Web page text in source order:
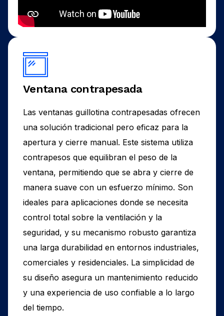
Ventana contrapesada
Las ventanas guillotina contrapesadas ofrecen
una solución tradicional pero eficaz para la
apertura y cierre manual. Este sistema utiliza
contrapesos que equilibran el peso de la
ventana, permitiendo que se abra y cierre de
manera suave con un esfuerzo mínimo. Son
ideales para aplicaciones donde se necesita
control total sobre la ventilación y la
seguridad, y su mecanismo robusto garantiza
una larga durabilidad en entornos industriales,
comerciales y residenciales. La simplicidad de
su diseño asegura un mantenimiento reducido
y una experiencia de uso confiable a lo largo
del tiempo.